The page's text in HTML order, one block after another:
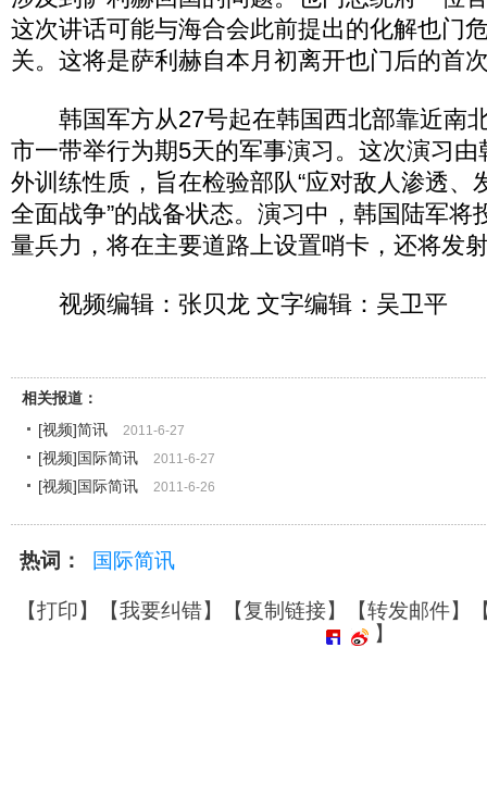
这次讲话可能与海合会此前提出的化解也门
关。这将是萨利赫自本月初离开也门后的首
韩国军方从27号起在韩国西北部靠近南
市一带举行为期5天的军事演习。这次演习
外训练性质，旨在检验部队“应对敌人渗透、
全面战争”的战备状态。演习中，韩国陆军将
量兵力，将在主要道路上设置哨卡，还将发
视频编辑：张贝龙 文字编辑：吴卫平
相关报道：
[视频]简讯
2011-6-27
[视频]国际简讯 2011-6-27
[视频]国际简讯 2011-6-26
热词： 国际简讯
【打印】【我要纠错】【复制链接】【转发邮件】
】